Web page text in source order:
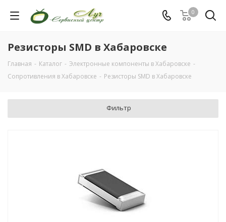
0
Резисторы SMD в Хабаровске
Главная - Каталог - Электронные компоненты в Хабаровске -
Сопротивления в Хабаровске - Резисторы SMD в Хабаровске
Фильтр